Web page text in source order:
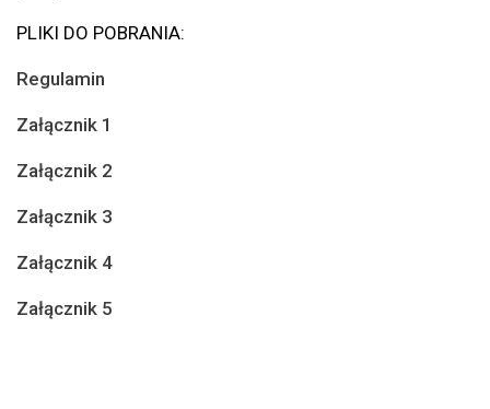
PLIKI DO POBRANIA:
Regulamin
Załącznik 1
Załącznik 2
Załącznik 3
Załącznik 4
Załącznik 5